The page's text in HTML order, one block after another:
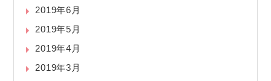
2019年6月
2019年5月
2019年4月
2019年3月